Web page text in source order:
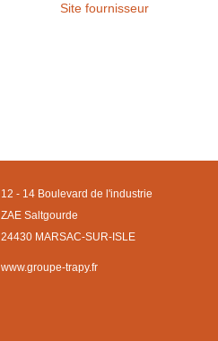
Site fournisseur
12 - 14 Boulevard de l'industrie
ZAE Saltgourde
24430 MARSAC-SUR-ISLE
www.groupe-trapy.fr